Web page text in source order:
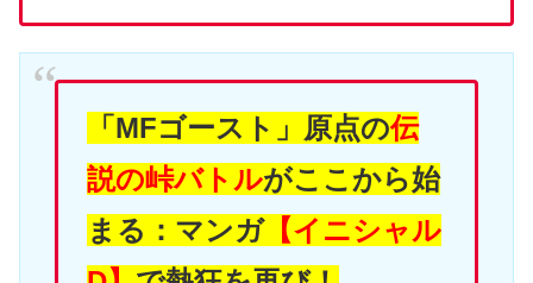
「MFゴースト」原点の伝
説の峠バトルがここから始
まる：マンガ【イニシャル